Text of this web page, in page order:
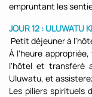
empruntant les
JOUR 12 : ULUWATU
Petit déjeuner à
À l'heure
l'hôtel et transféré
Uluwatu, et
Les piliers spirituels